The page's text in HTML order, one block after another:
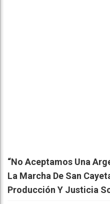
“No Aceptamos Una
La Marcha De San
Producción Y Justicia